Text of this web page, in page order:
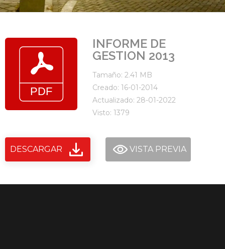
INFORME DE
GESTION 2013
Tamaño: 2.41 MB
Creado: 16-01-2014
Actualizado: 28-01-2022
Visto: 1379
DESCARGAR VISTA PREVIA